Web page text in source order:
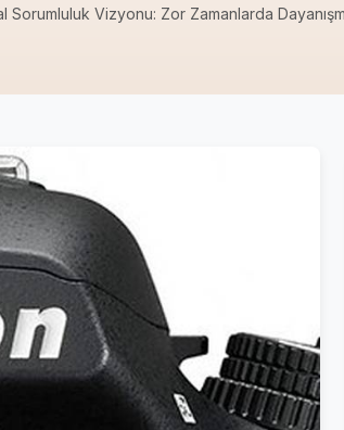
Sorumluluk Vizyonu: Zor Zamanlarda